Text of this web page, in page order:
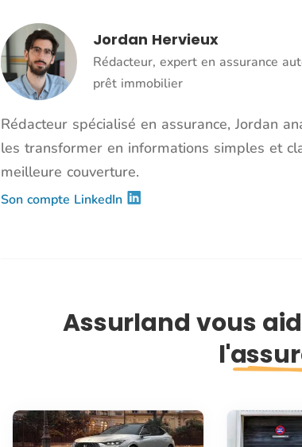
Jordan Hervieux
Rédacteur, expert en assurance
prêt immobilier
Rédacteur spécialisé en assurance, Jordan
les transformer en informations simples et
meilleure couverture.
Son compte LinkedIn
Assurland vous